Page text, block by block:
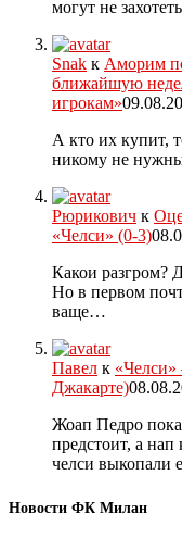
могут не
Snak к Аморим
ближайшую
игрокам»
А кто их купит,
никому не
Рюрикович к
«Челси» (0-3)
Какои разгром?
Но в первом
ваще…
Павел к
Джакарте)
Жоап Педро
предстоит, а
челси выкопали
Новости ФК Милан